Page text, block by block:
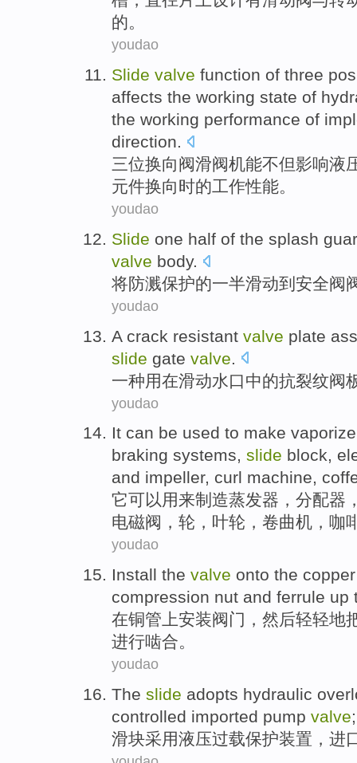
的。
youdao
Slide valve function of three
affects the working state of
the working performance of
direction.
三位换向阀滑阀机能不但影响液
元件换向时的工作性能。
youdao
Slide one half of the splash
valve body.
将防溅保护的一半滑动到 安全阀
youdao
A crack resistant valve plate
slide gate valve
一种用在滑动水口中的抗裂纹阀
youdao
It can be used to make
braking systems, slide block,
and impeller, curl machine,
它可以用来制造蒸发器 ， 分配器
电磁阀 ， 轮 ， 叶轮 ， 卷曲机 ， 咖
youdao
Install the valve onto the
compression nut and ferrule up
在铜管上安装阀门 ， 然后轻轻地
进行啮合。
youdao
The slide adopts hydraulic
controlled imported pump valve;
滑块采用液压过载保护装置 ， 进